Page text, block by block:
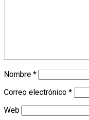
Nombre *
Correo electrónico *
Web